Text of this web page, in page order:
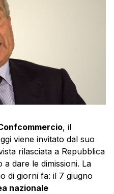
, il
viene invitato dal suo
rilasciata a Repubblica
dare le dimissioni. La
di giorni fa: il 7 giugno
nazionale